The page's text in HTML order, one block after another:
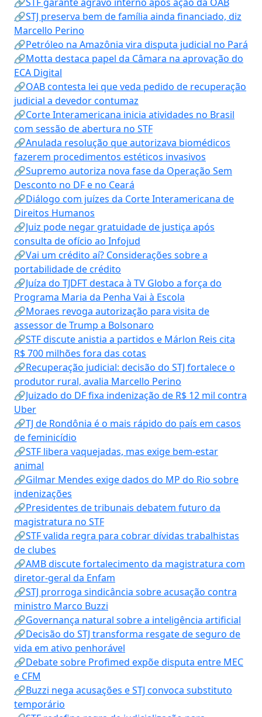
🔗STJ preserva bem de família ainda financiado, diz
Marcello Perino
🔗Petróleo na Amazônia vira disputa judicial no Pará
🔗Motta destaca papel da Câmara na aprovação do
ECA Digital
🔗OAB contesta lei que veda pedido de recuperação
judicial a devedor contumaz
🔗Corte Interamericana inicia atividades no Brasil
com sessão de abertura no STF
🔗Anulada resolução que autorizava biomédicos
fazerem procedimentos estéticos invasivos
🔗Supremo autoriza nova fase da Operação Sem
Desconto no DF e no Ceará
🔗Diálogo com juízes da Corte Interamericana de
Direitos Humanos
🔗Juiz pode negar gratuidade de justiça após
consulta de ofício ao Infojud
🔗Vai um crédito aí? Considerações sobre a
portabilidade de crédito
🔗Juíza do TJDFT destaca à TV Globo a força do
Programa Maria da Penha Vai à Escola
🔗Moraes revoga autorização para visita de
assessor de Trump a Bolsonaro
🔗STF discute anistia a partidos e Márlon Reis cita
R$ 700 milhões fora das cotas
🔗Recuperação judicial: decisão do STJ fortalece o
produtor rural, avalia Marcello Perino
🔗Juizado do DF fixa indenização de R$ 12 mil contra
Uber
🔗TJ de Rondônia é o mais rápido do país em casos
de feminicídio
🔗STF libera vaquejadas, mas exige bem-estar
animal
🔗Gilmar Mendes exige dados do MP do Rio sobre
indenizações
🔗Presidentes de tribunais debatem futuro da
magistratura no STF
🔗STF valida regra para cobrar dívidas trabalhistas
de clubes
🔗AMB discute fortalecimento da magistratura com
diretor-geral da Enfam
🔗STJ prorroga sindicância sobre acusação contra
ministro Marco Buzzi
🔗Governança natural sobre a inteligência artificial
🔗Decisão do STJ transforma resgate de seguro de
vida em ativo penhorável
🔗Debate sobre Profimed expõe disputa entre MEC
e CFM
🔗Buzzi nega acusações e STJ convoca substituto
temporário